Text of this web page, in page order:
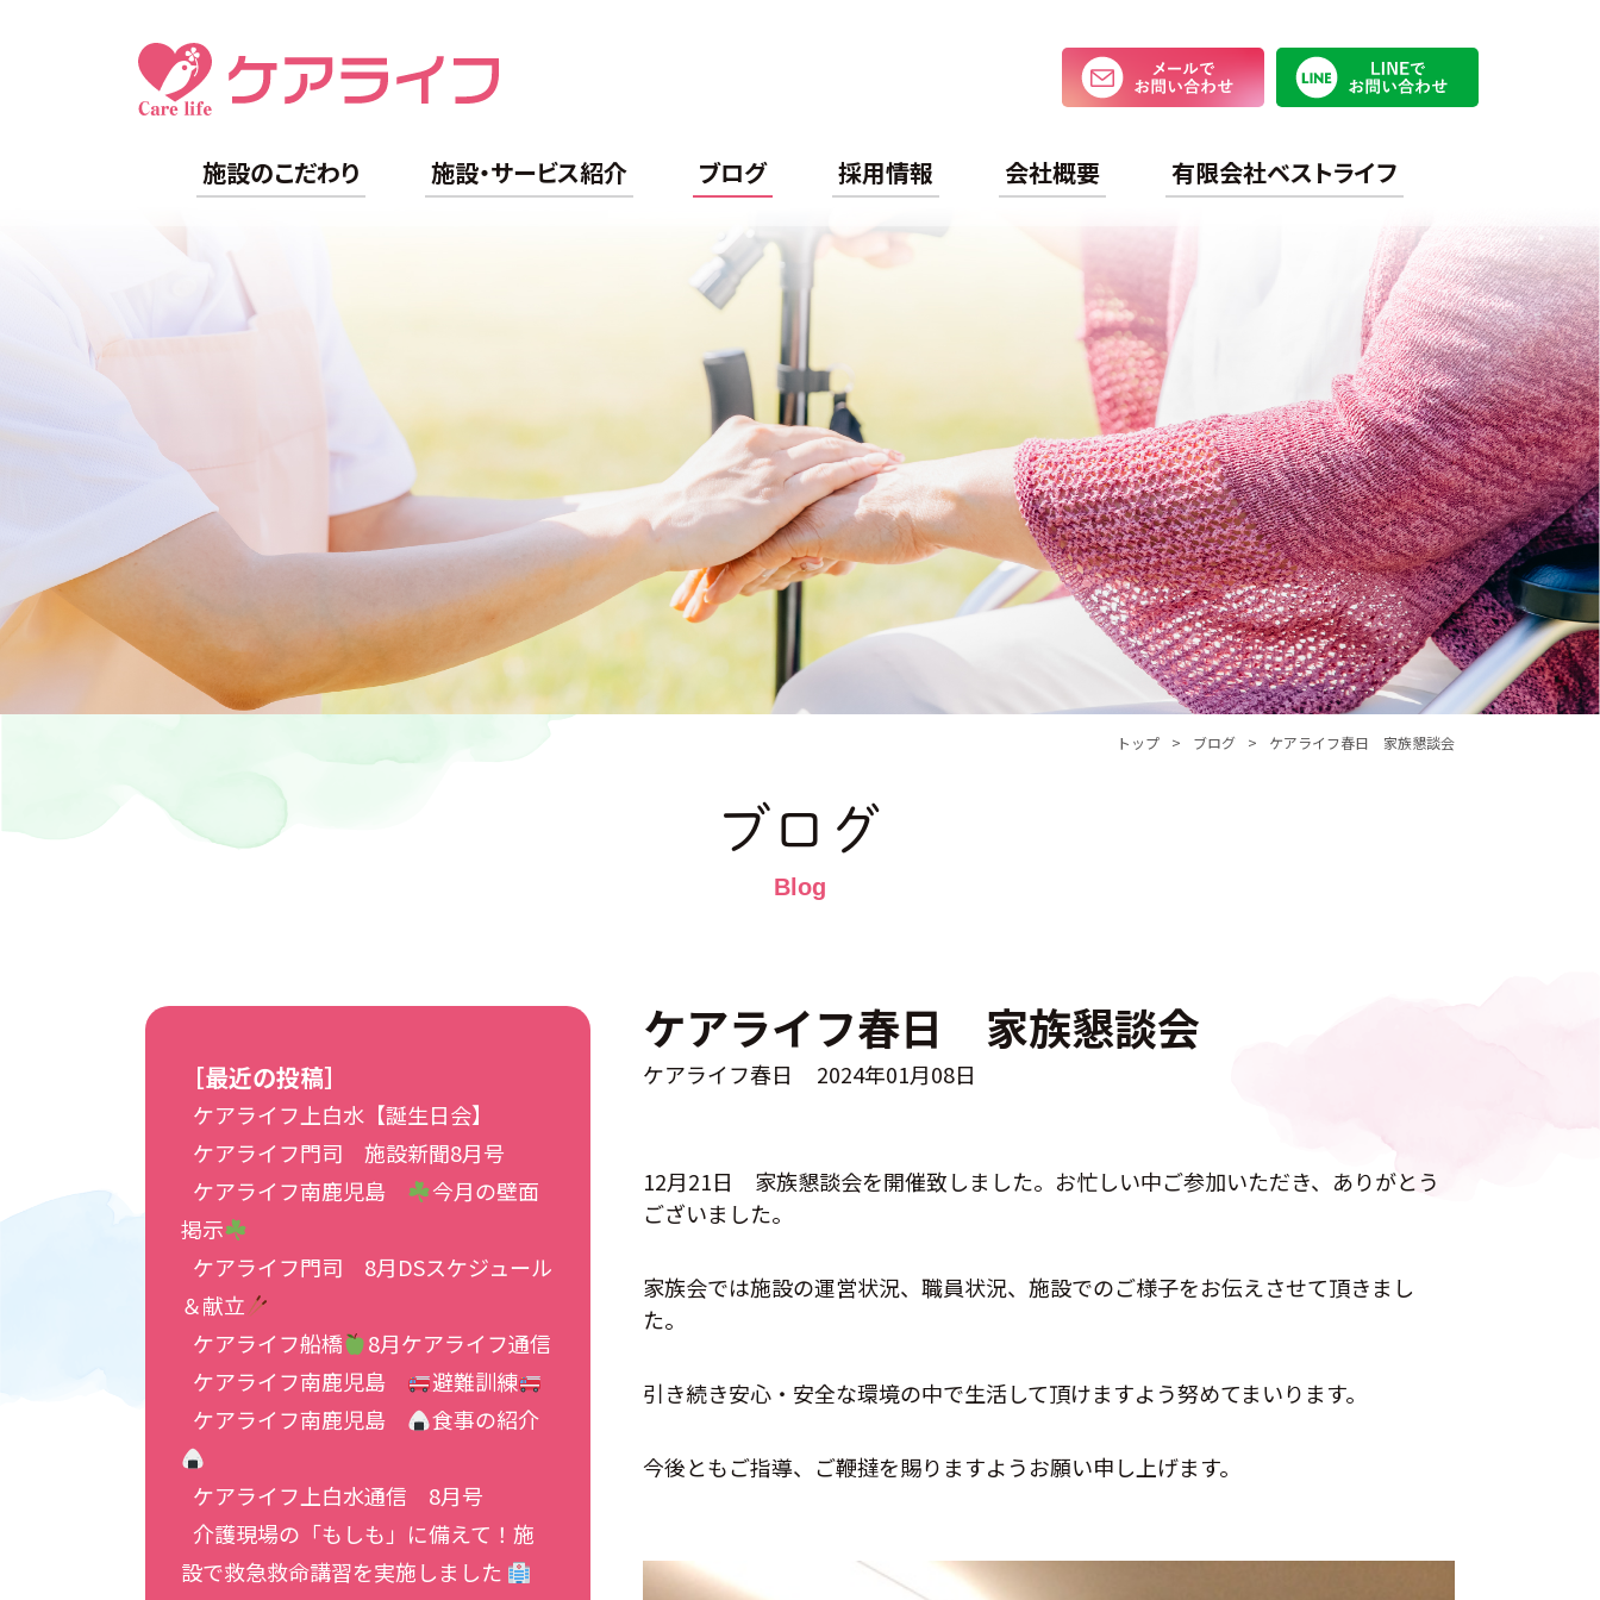
施設のこだわり 施設・サービス紹介 ブログ 採用情報 会社概要 有限会社ベストライフ
メールでお問い合わせ
トップ ブログ ケアライフ春日 家族懇談会
ブログ
ケアライフ春日 家族懇談会
ケアライフ春日 2024年01月08日
12月21日 家族懇談会を開催致しました。お忙しい中ご参加いただき、ありがとう
ございました。
家族会では施設の運営状況、職員状況、施設でのご様子をお伝えさせて頂きまし
た。
引き続き安心・安全な環境の中で生活して頂けますよう努めてまいります。
今後ともご指導、ご鞭撻を賜りますようお願い申し上げます。
［最近の投稿］
ケアライフ上白水【誕生日会】
ケアライフ門司 施設新聞8月号
ケアライフ南鹿児島
今月の壁面
掲示
ケアライフ門司 8月DSスケジュール
＆献立
ケアライフ船橋
8月ケアライフ通信
ケアライフ南鹿児島
避難訓練
ケアライフ南鹿児島
食事の紹介
ケアライフ上白水通信 8月号
介護現場の「もしも」に備えて！施
設で救急救命講習を実施しました